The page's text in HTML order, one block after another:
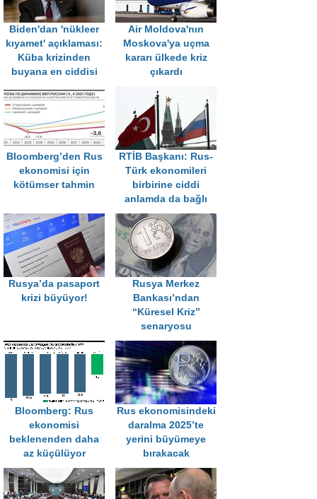
Biden'dan 'nükleer
kıyamet' açıklaması:
Küba krizinden
buyana en ciddisi
Air Moldova'nın
Moskova'ya uçma
kararı ülkede kriz
çıkardı
Bloomberg’den Rus
ekonomisi için
kötümser tahmin
RTİB Başkanı: Rus-
Türk ekonomileri
birbirine ciddi
anlamda da bağlı
Rusya’da pasaport
krizi büyüyor!
Rusya Merkez
Bankası’ndan
“Küresel Kriz”
senaryosu
Bloomberg: Rus
ekonomisi
beklenenden daha
az küçülüyor
Rus ekonomisindeki
daralma 2025’te
yerini büyümeye
bırakacak